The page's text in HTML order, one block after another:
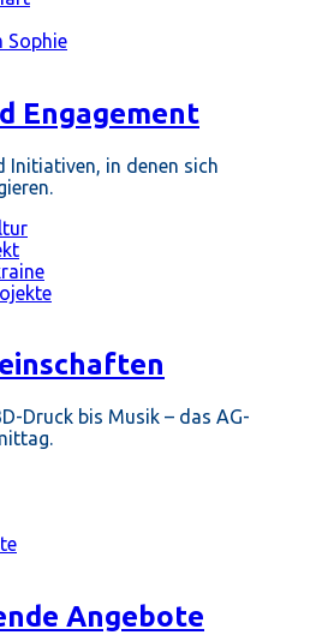
Sophie
Engagement
Initiativen, in denen sich
Druck bis Musik – das AG-
Angebote